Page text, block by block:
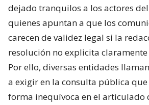
dejado tranquilos a los actores
quienes apuntan a que los
carecen de validez legal si la
resolución no explicita
Por ello, diversas entidades
a exigir en la consulta pública
forma inequívoca en el articulado